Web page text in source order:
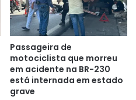
Passageira de
motociclista que morreu
em acidente na BR-230
está internada em estado
grave